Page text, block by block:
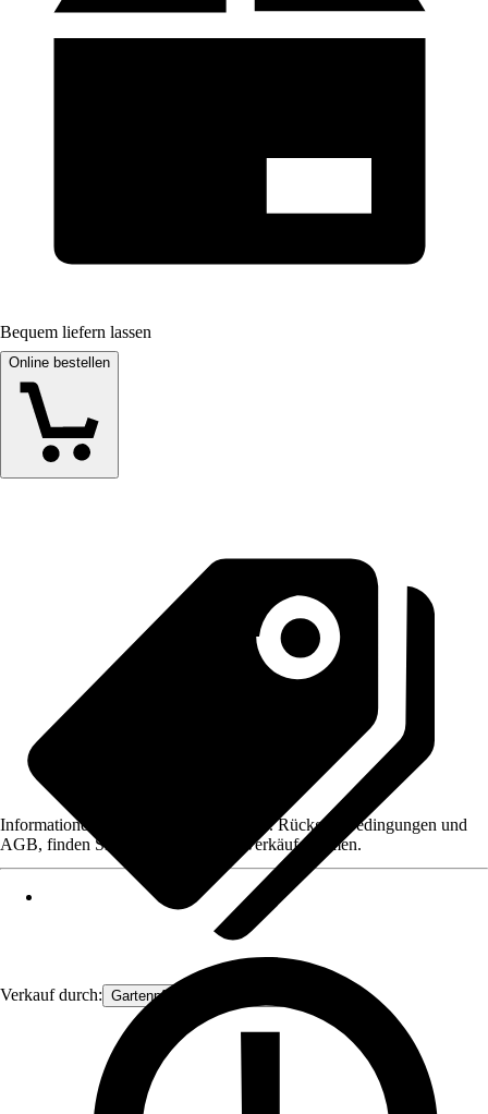
Bequem liefern lassen
Online bestellen
Verkauf durch: Gartenpflanzen Ammerland
Informationen des Verkäufers, wie z. B. Rückgabebedingungen und
AGB, finden Sie bei Klick auf den Verkäufernamen.